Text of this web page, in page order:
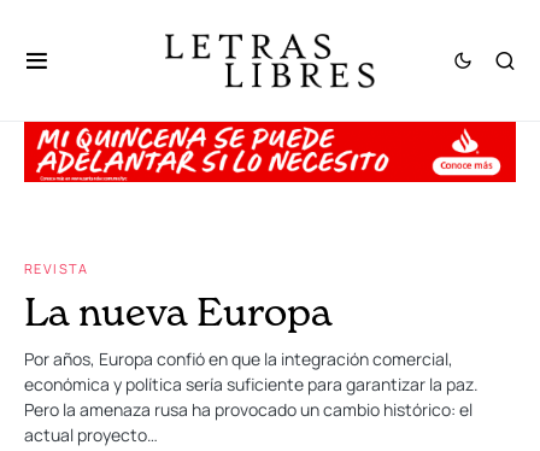
REVISTA
La nueva Europa
Por años, Europa confió en que la integración comercial,
económica y política sería suficiente para garantizar la paz.
Pero la amenaza rusa ha provocado un cambio histórico: el
actual proyecto…